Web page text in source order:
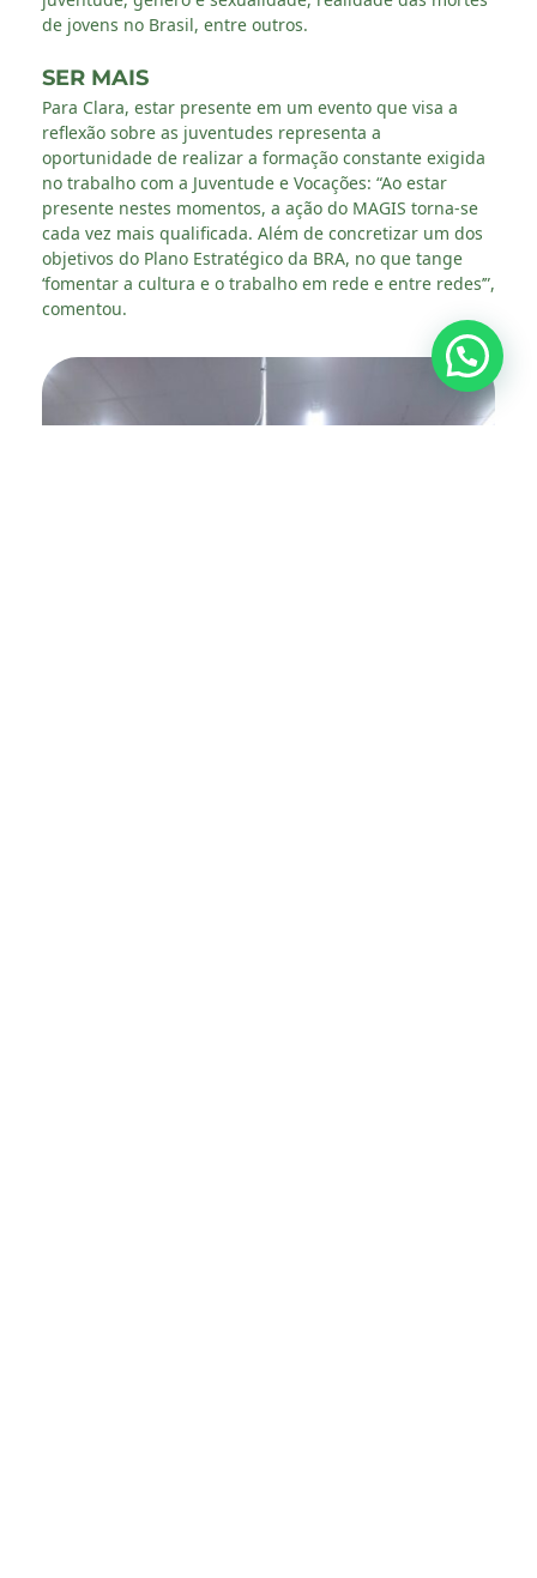
de jovens no Brasil, entre outros.
SER MAIS
Para Clara, estar presente em um evento que visa a
reflexão sobre as juventudes representa a
oportunidade de realizar a formação constante exigida
no trabalho com a Juventude e Vocações: “Ao estar
presente nestes momentos, a ação do MAGIS torna-se
cada vez mais qualificada. Além de concretizar um dos
objetivos do Plano Estratégico da BRA, no que tange
‘fomentar a cultura e o trabalho em rede e entre redes’”,
comentou.